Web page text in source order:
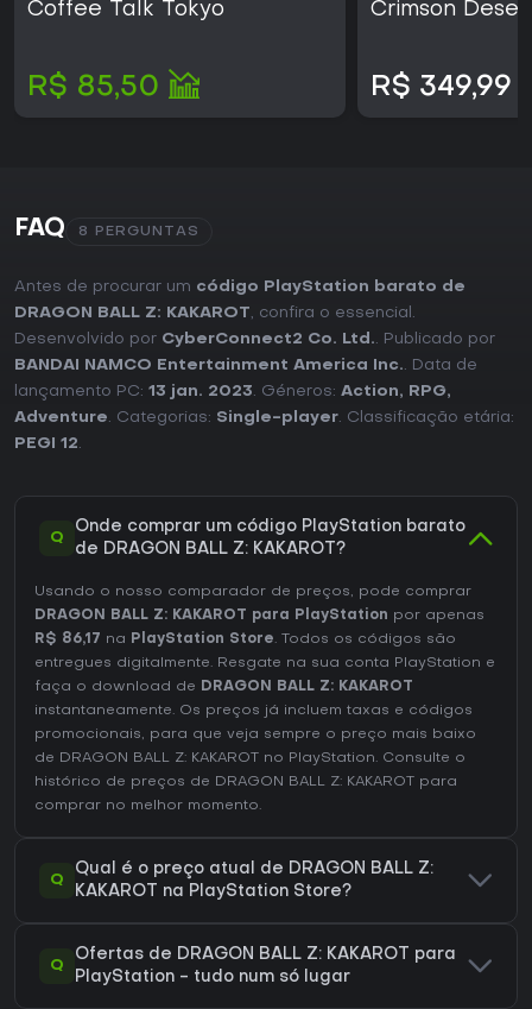
Coffee Talk Tokyo
R$ 85,50
Crimson
R$ 349,99
FAQ 8 PERGUNTAS
Antes de procurar um código PlayStation barato de
DRAGON BALL Z: KAKAROT, confira o essencial.
Desenvolvido por CyberConnect2 Co. Ltd.. Publicado por
BANDAI NAMCO Entertainment America Inc.. Data de
lançamento PC: 13 jan. 2023. Géneros: Action, RPG,
Adventure. Categorias: Single-player. Classificação etária:
PEGI 12.
Q
Onde comprar um código PlayStation barato
de DRAGON BALL Z: KAKAROT?
Usando o nosso comparador de preços, pode comprar
DRAGON BALL Z: KAKAROT para PlayStation por apenas
R$ 86,17 na PlayStation Store. Todos os códigos são
entregues digitalmente. Resgate na sua conta PlayStation e
faça o download de DRAGON BALL Z: KAKAROT
instantaneamente. Os preços já incluem taxas e códigos
promocionais, para que veja sempre o preço mais baixo
de DRAGON BALL Z: KAKAROT no PlayStation. Consulte o
histórico de preços de DRAGON BALL Z: KAKAROT
para
comprar no melhor momento.
Q
Qual é o preço atual de DRAGON BALL Z:
KAKAROT na PlayStation Store?
Q
Ofertas de DRAGON BALL Z: KAKAROT para
PlayStation - tudo num só lugar